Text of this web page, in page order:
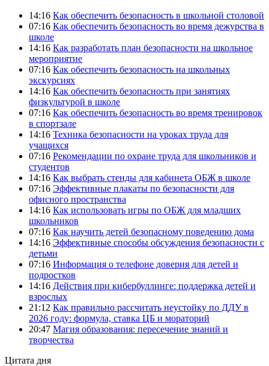
14:16 Как обеспечить безопасность в школьной столовой
07:16 Как обеспечить безопасность во время дежурства в
школе
14:16 Как разработать план безопасности на школьное
мероприятие
07:16 Как обеспечить безопасность на школьных
экскурсиях
14:16 Как обеспечить безопасность при занятиях
физкультурой в школе
07:16 Как обеспечить безопасность во время тренировок
в спортзале
14:16 Техника безопасности на уроках труда для
учащихся
07:16 Рекомендации по охране труда для школьников и
студентов
14:16 Как выбрать стенды для кабинета ОБЖ в школе
07:16 Эффективные плакаты по безопасности для
офисного пространства
14:16 Как использовать игры по ОБЖ для младших
школьников
07:16 Как научить детей безопасному поведению дома
14:16 Эффективные способы обсуждения безопасности с
детьми
07:16 Информация о телефоне доверия для детей и
подростков
14:16 Действия при кибербуллинге: поддержка детей и
взрослых
21:12 Как правильно рассчитать неустойку по ДДУ в
2026 году: формула, ставка ЦБ и мораторий
20:47 Магия образования: пересечение знаний и
творчества
Цитата дня